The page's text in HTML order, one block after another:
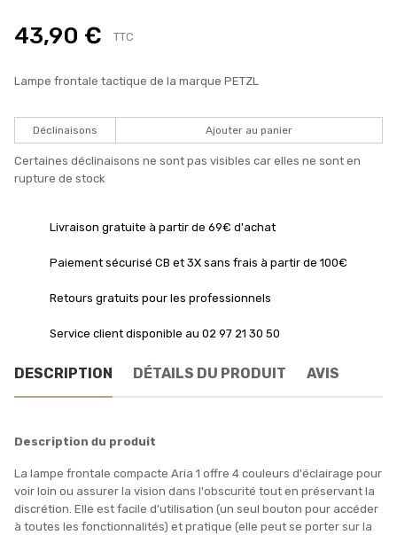
43,90 € TTC
Lampe frontale tactique de la marque PETZL
Déclinaisons Ajouter au panier
Certaines déclinaisons ne sont pas visibles car elles ne sont en
rupture de stock
Livraison gratuite à partir de 69€ d'achat
Paiement sécurisé CB et 3X sans frais à partir de 100€
Retours gratuits pour les professionnels
Service client disponible au 02 97 21 30 50
DESCRIPTION DÉTAILS DU PRODUIT AVIS
Description du produit
La lampe frontale compacte Aria 1 offre 4 couleurs d'éclairage pour
voir loin ou assurer la vision dans l'obscurité tout en préservant la
discrétion. Elle est facile d’utilisation (un seul bouton pour accéder
à toutes les fonctionnalités) et pratique (elle peut se porter sur la